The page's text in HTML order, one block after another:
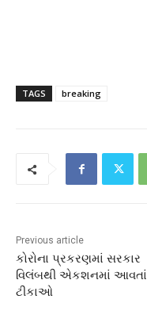
TAGS breaking
Previous article
કોરોના પ્રકરણમાં સરકાર
વિલંબથી એકશનમાં આવતાં
ટીકાઓ